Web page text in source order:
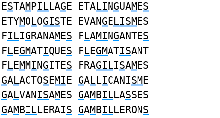
ESTAMPILLAGE ETALINGUAMES
ETYMOLOGISTE EVANGELISMES
FILIGRANAMES FLAMINGANTES
FLEGMATIQUES FLEGMATISANT
FLEMMINGITES FRAGILISAMES
GALACTOSEMIE GALLICANISME
GALVANISAMES GAMBILLASSES
GAMBILLERAIS GAMBILLERONS